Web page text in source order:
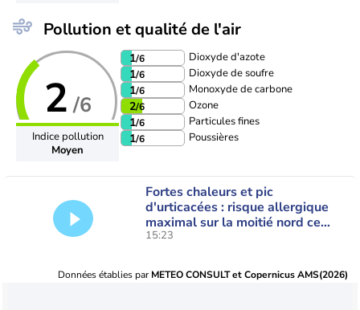
Pollution et qualité de l'air
2 /6
Indice pollution
Moyen
1/6 Dioxyde d'azote
1/6 Dioxyde de soufre
1/6 Monoxyde de carbone
2/6 Ozone
1/6 Particules fines
1/6 Poussières
Fortes chaleurs et pic
d'urticacées : risque allergique
maximal sur la moitié nord ce
vendredi
15:23
Données établies parMETEO CONSULT et Copernicus AMS(2026)